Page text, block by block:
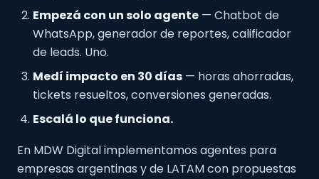
Empezá con un solo agente — Chatbot de
WhatsApp, generador de reportes, calificador
de leads. Uno.
Medí impacto en 30 días — horas ahorradas,
tickets resueltos, conversiones generadas.
Escalá lo que funciona.
En MDW Digital implementamos agentes para
empresas argentinas y de LATAM con propuestas